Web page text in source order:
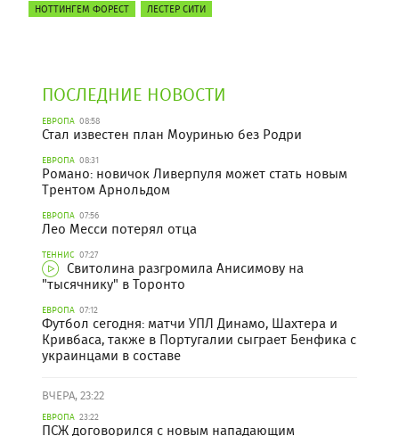
НОТТИНГЕМ ФОРЕСТ
ЛЕСТЕР СИТИ
ПОСЛЕДНИЕ НОВОСТИ
ЕВРОПА 08:58
Стал известен план Моуринью без Родри
ЕВРОПА 08:31
Романо: новичок Ливерпуля может стать новым
Трентом Арнольдом
ЕВРОПА 07:56
Лео Месси потерял отца
ТЕННИС 07:27
Свитолина разгромила Анисимову на
"тысячнику" в Торонто
ЕВРОПА 07:12
Футбол сегодня: матчи УПЛ Динамо, Шахтера и
Кривбаса, также в Португалии сыграет Бенфика с
украинцами в составе
ВЧЕРА, 23:22
ЕВРОПА 23:22
ПСЖ договорился с новым нападающим